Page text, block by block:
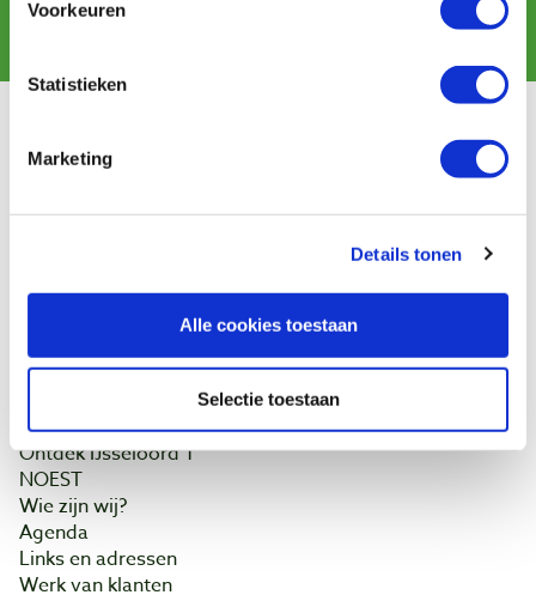
Voorkeuren
Statistieken
Marketing
Details tonen
Alle cookies toestaan
Selectie toestaan
Betaling
Contact
Baptist Arnhem
Vacatures
Ontdek IJsseloord 1
NOEST
Wie zijn wij?
Agenda
Links en adressen
Werk van klanten